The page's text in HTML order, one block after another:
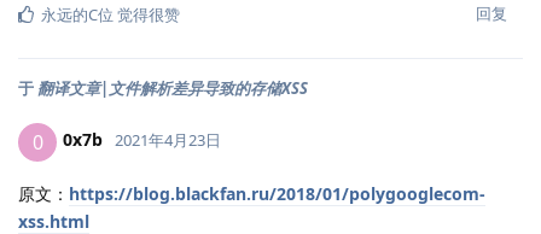
回复
永远的C位 觉得很赞
于 翻译文章|文件解析差异导致的存储XSS
0 0x7b 2021年4月23日
原文： https://blog.blackfan.ru/2018/01/polygooglecom-
xss.html